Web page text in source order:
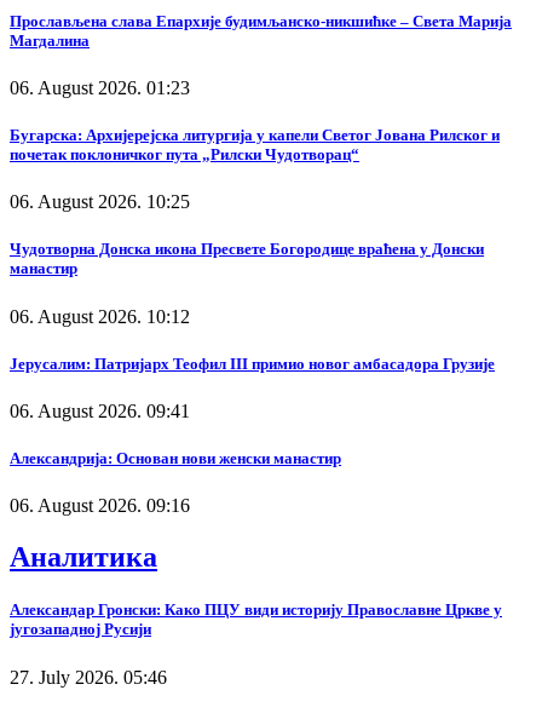
Прослављена слава Епархије будимљанско-никшићке – Света Марија
Магдалина
06. August 2026. 01:23
Бугарска: Архијерејска литургија у капели Светог Јована Рилског и
почетак поклоничког пута „Рилски Чудотворац“
06. August 2026. 10:25
Чудотворна Донска икона Пресвете Богородице враћена у Донски
манастир
06. August 2026. 10:12
Јерусалим: Патријарх Теофил III примио новог амбасадора Грузије
06. August 2026. 09:41
Александрија: Основан нови женски манастир
06. August 2026. 09:16
Аналитика
Александар Гронски: Како ПЦУ види историју Православне Цркве у
југозападној Русији
27. July 2026. 05:46